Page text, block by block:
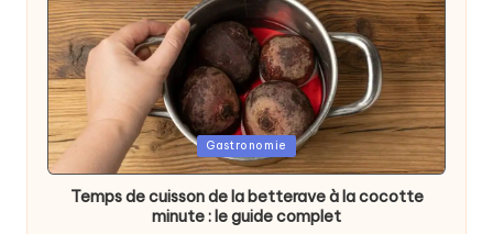
Posted
Gastronomie
Temps de cuisson de la betterave à la cocotte
minute : le guide complet